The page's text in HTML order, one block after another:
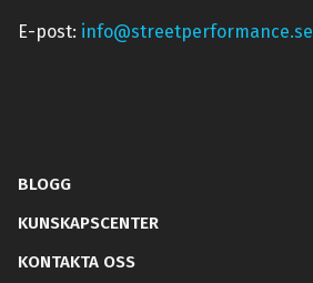
E-post: info@streetperformance.se
BLOGG
KUNSKAPSCENTER
KONTAKTA OSS